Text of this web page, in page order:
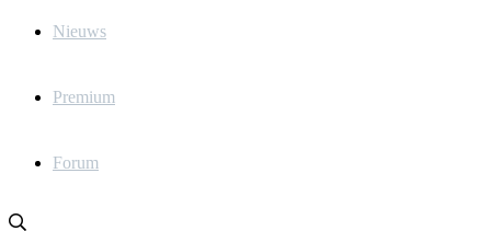
Nieuws
Premium
Forum